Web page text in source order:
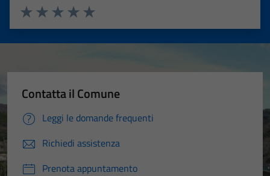
Valuta 5 stelle su 5
Valuta 4 stelle su 5
Valuta 3 stelle su 5
Valuta 2 stelle su 5
Valuta 1 stelle su 5
Contatta il Comune
Leggi le domande frequenti
Richiedi assistenza
Prenota appuntamento